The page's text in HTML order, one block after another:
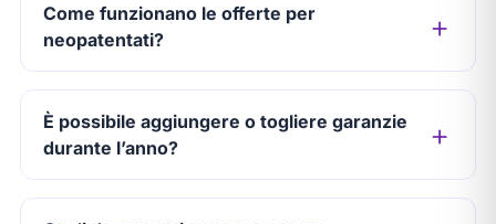
Come funzionano le offerte per
neopatentati?
È possibile aggiungere o togliere garanzie
durante l’anno?